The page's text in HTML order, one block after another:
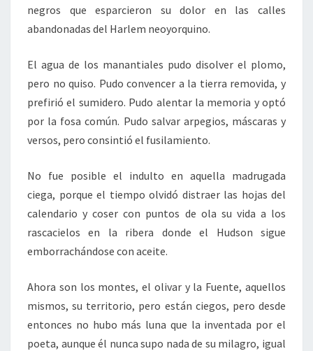
negros que esparcieron su dolor en las calles
abandonadas del Harlem neoyorquino.
El agua de los manantiales pudo disolver el plomo,
pero no quiso. Pudo convencer a la tierra removida, y
prefirió el sumidero. Pudo alentar la memoria y optó
por la fosa común. Pudo salvar arpegios, máscaras y
versos, pero consintió el fusilamiento.
No fue posible el indulto en aquella madrugada
ciega, porque el tiempo olvidó distraer las hojas del
calendario y coser con puntos de ola su vida a los
rascacielos en la ribera donde el Hudson sigue
emborrachándose con aceite.
Ahora son los montes, el olivar y la Fuente, aquellos
mismos, su territorio, pero están ciegos, pero desde
entonces no hubo más luna que la inventada por el
poeta, aunque él nunca supo nada de su milagro, igual